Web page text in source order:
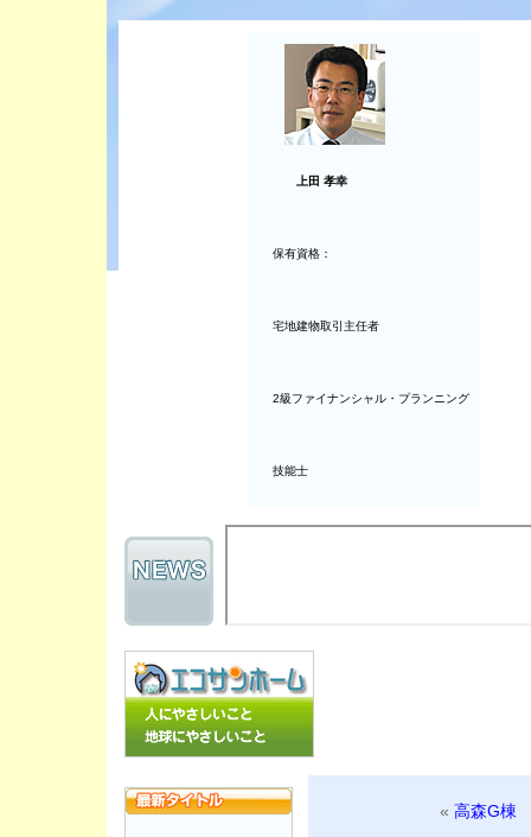
上田 孝幸
保有資格：
宅地建物取引主任者
2級ファイナンシャル・プランニング
技能士
« 高森G棟